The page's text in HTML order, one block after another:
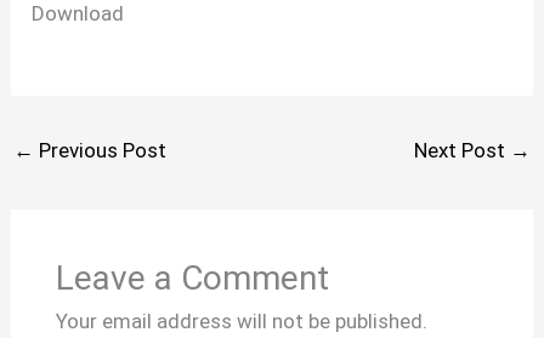
Download
← Previous Post Next Post →
Leave a Comment
Your email address will not be published.